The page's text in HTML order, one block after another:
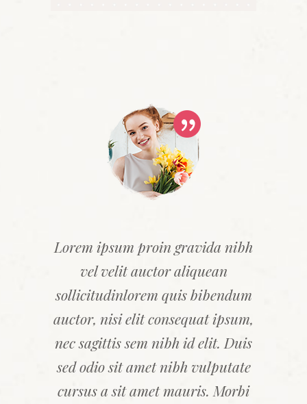
Duis sed odio sit amet nibh
vulputate cursus a sit amet
mauris. Morbi accumsan ipsum
velit. Lorem ipsum proin gravida
nibh vel velit auctor aliquean
sollicitudinlorem quis bibendum
auctor, nisi elit consequat ipsum,
Lorem ipsum proin gravida nibh
vel velit auctor aliquean
sollicitudinlorem quis bibendum
auctor, nisi elit consequat ipsum,
nec sagittis sem nibh id elit. Duis
sed odio sit amet nibh vulputate
cursus a sit amet mauris. Morbi